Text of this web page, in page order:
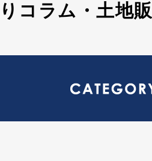
コラム・土地